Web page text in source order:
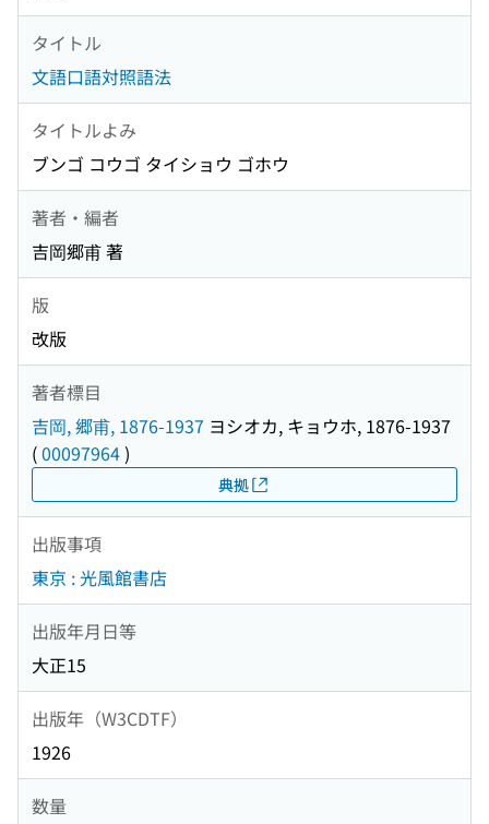
タイトル
文語口語対照語法
タイトルよみ
ブンゴ コウゴ タイショウ ゴホウ
著者・編者
吉岡郷甫 著
版
改版
著者標目
吉岡, 郷甫, 1876-1937 ヨシオカ, キョウホ, 1876-1937
(00097964)
典拠
出版事項
東京 : 光風館書店
出版年月日等
大正15
出版年（W3CDTF）
1926
数量